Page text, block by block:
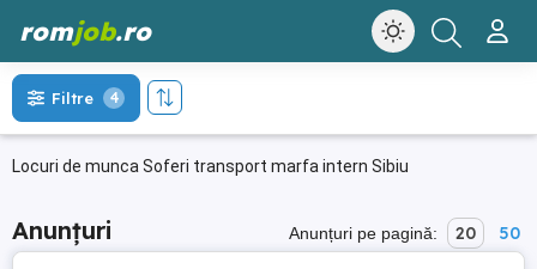
romjob.ro
Locuri de munca Soferi transport marfa intern Sibiu
Filtre 4
Anunțuri Anunțuri pe pagină: 20 50